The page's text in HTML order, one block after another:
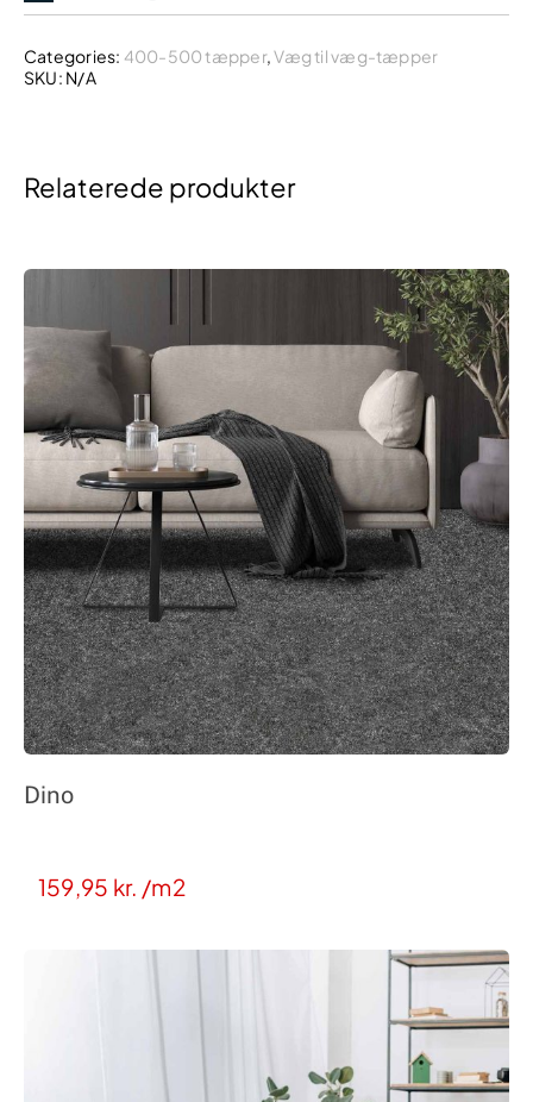
Categories: 400-500 tæpper,Væg til væg-tæpper
SKU: N/A
Relaterede produkter
Dino
159,95 kr. /m2